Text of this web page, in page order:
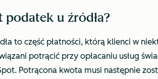
podatek u źródła?
to część płatności, którą klienci w
potrącić przy opłacaniu usług
Potrącona kwota musi następnie